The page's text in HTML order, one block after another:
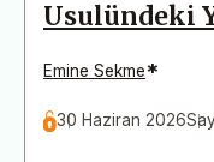
Usulündeki
Emine Sekme*
30 Haziran 2026